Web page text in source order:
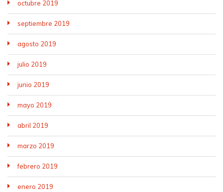
octubre 2019
septiembre 2019
agosto 2019
julio 2019
junio 2019
mayo 2019
abril 2019
marzo 2019
febrero 2019
enero 2019